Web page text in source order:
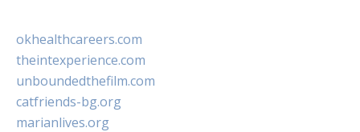
okhealthcareers.com
theintexperience.com
unboundedthefilm.com
catfriends-bg.org
marianlives.org